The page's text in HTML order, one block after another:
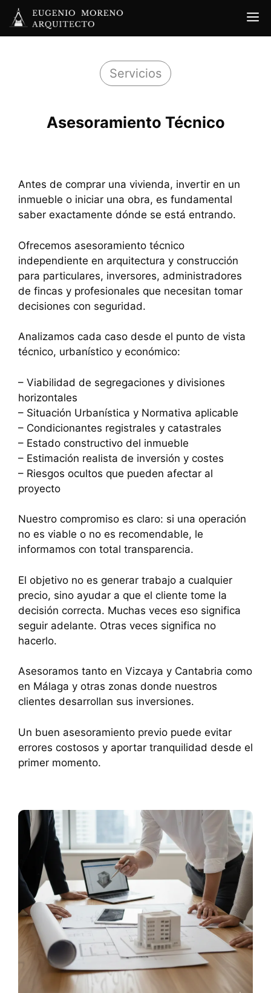
Saltar
contenido
Servicios
Asesoramiento Técnico
Antes de comprar una vivienda, invertir en un
inmueble o iniciar una obra, es fundamental
saber exactamente dónde se está entrando.
Ofrecemos asesoramiento técnico
independiente en arquitectura y construcción
para particulares, inversores, administradores
de fincas y profesionales que necesitan tomar
decisiones con seguridad.
Analizamos cada caso desde el punto de vista
técnico, urbanístico y económico:
– Viabilidad de segregaciones y divisiones
horizontales
– Situación Urbanística y Normativa aplicable
– Condicionantes registrales y catastrales
– Estado constructivo del inmueble
– Estimación realista de inversión y costes
– Riesgos ocultos que pueden afectar al
proyecto
Nuestro compromiso es claro: si una operación
no es viable o no es recomendable, le
informamos con total transparencia.
El objetivo no es generar trabajo a cualquier
precio, sino ayudar a que el cliente tome la
decisión correcta. Muchas veces eso significa
seguir adelante. Otras veces significa no
hacerlo.
Asesoramos tanto en Vizcaya y Cantabria como
en Málaga y otras zonas donde nuestros
clientes desarrollan sus inversiones.
Un buen asesoramiento previo puede evitar
errores costosos y aportar tranquilidad desde el
primer momento.